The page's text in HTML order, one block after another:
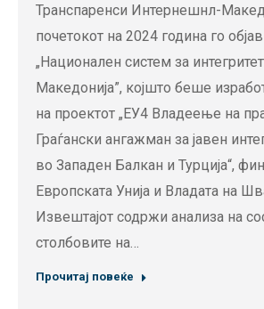
Транспаренси Интернешнл-
почетокот на 2024 година го
„Национален систем за
Македонија”, којшто беше
на проектот „ЕУ4 Владеење на
Граѓански ангажман за јавен
во Западен Балкан и Турција“,
Европската Унија и Владата на
Извештајот содржи анализа на
столбовите на…
Прочитај повеќе